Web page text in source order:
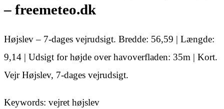
– freemeteo.dk
Højslev – 7-dages vejrudsigt. Bredde: 56,59 | Længde:
9,14 | Udsigt for højde over havoverfladen: 35m | Kort.
Vejr Højslev, 7-dages vejrudsigt.
Keywords: vejret højslev